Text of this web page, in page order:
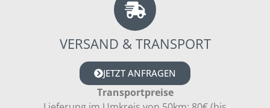
VERSAND & TRANSPORT
JETZT ANFRAGEN
Transportpreise